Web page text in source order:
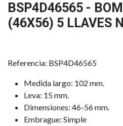
BSP4D46565 -
(46X56) 5 LLAVES
Referencia: BSP4D46565
Medida largo: 102 mm.
Leva: 15 mm.
Dimensiones: 46-56 mm.
Embrague: Simple